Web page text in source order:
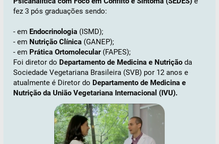
fez 3 pós graduações sendo:
- em Endocrinologia (ISMD);
- em Nutrição Clínica (GANEP);
- em Prática Ortomolecular(FAPES);
Foi diretor do Departamento de Medicina e Nutrição da
Sociedade Vegetariana Brasileira (SVB) por 12 anos e
atualmente é Diretor do Departamento de Medicina e
Nutrição da União Vegetariana Internacional (IVU).